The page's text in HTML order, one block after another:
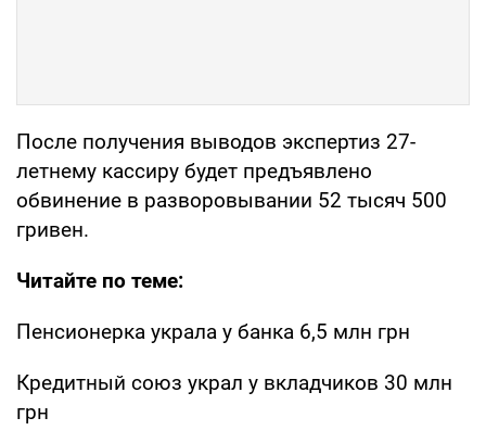
После получения выводов экспертиз 27-
летнему кассиру будет предъявлено
обвинение в разворовывании 52 тысяч 500
гривен.
Читайте по теме:
Пенсионерка украла у банка 6,5 млн грн
Кредитный союз украл у вкладчиков 30 млн
грн